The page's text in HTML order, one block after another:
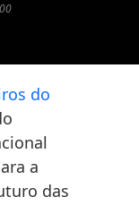
do
a
das